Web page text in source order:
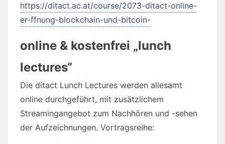
https://ditact.ac.at/course/2073-ditact-online-
er-ffnung-blockchain-und-bitcoin-
online & kostenfrei „lunch
lectures“
Die ditact Lunch Lectures werden allesamt
online durchgeführt, mit zusätzlichem
Streamingangebot zum Nachhören und -sehen
der Aufzeichnungen. Vortragsreihe: